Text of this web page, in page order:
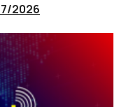
2026